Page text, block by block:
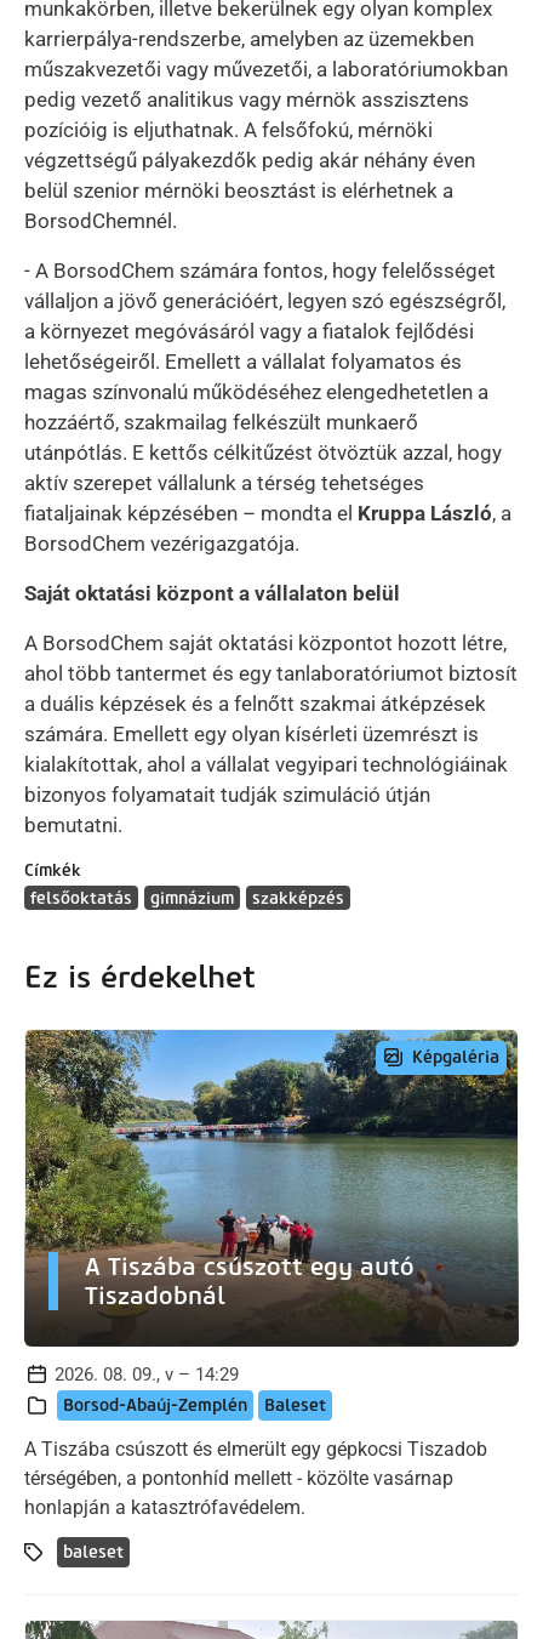
munkakörben, illetve bekerülnek egy olyan komplex
karrierpálya-rendszerbe, amelyben az üzemekben
műszakvezetői vagy művezetői, a laboratóriumokban
pedig vezető analitikus vagy mérnök asszisztens
pozícióig is eljuthatnak. A felsőfokú, mérnöki
végzettségű pályakezdők pedig akár néhány éven
belül szenior mérnöki beosztást is elérhetnek a
BorsodChemnél.
- A BorsodChem számára fontos, hogy felelősséget
vállaljon a jövő generációért, legyen szó egészségről,
a környezet megóvásáról vagy a fiatalok fejlődési
lehetőségeiről. Emellett a vállalat folyamatos és
magas színvonalú működéséhez elengedhetetlen a
hozzáértő, szakmailag felkészült munkaerő
utánpótlás. E kettős célkitűzést ötvöztük azzal, hogy
aktív szerepet vállalunk a térség tehetséges
fiataljainak képzésében – mondta el Kruppa László, a
BorsodChem vezérigazgatója.
Saját oktatási központ a vállalaton belül
A BorsodChem saját oktatási központot hozott létre,
ahol több tantermet és egy tanlaboratóriumot biztosít
a duális képzések és a felnőtt szakmai átképzések
számára. Emellett egy olyan kísérleti üzemrészt is
kialakítottak, ahol a vállalat vegyipari technológiáinak
bizonyos folyamatait tudják szimuláció útján
bemutatni.
Címkék
felsőoktatás
gimnázium szakképzés
Ez is érdekelhet
Képgaléria
A Tiszába csúszott egy autó
Tiszadobnál
2026. 08. 09., v – 14:29
Borsod-Abaúj-Zemplén Baleset
A Tiszába csúszott és elmerült egy gépkocsi Tiszadob
térségében, a pontonhíd mellett - közölte vasárnap
honlapján a katasztrófavédelem.
baleset